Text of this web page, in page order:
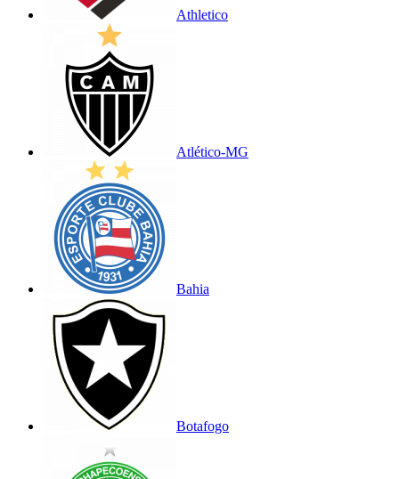
Athletico
Atlético-MG
Bahia
Botafogo